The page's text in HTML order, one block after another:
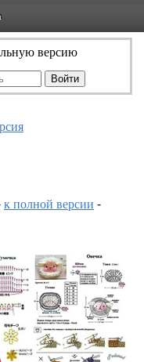
версию
к полной версии -